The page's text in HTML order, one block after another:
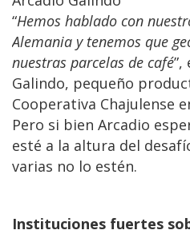
“Hemos hablado con
Alemania y tenemos que
nuestras parcelas de café”,
Galindo, pequeño
Cooperativa Chajulense
Pero si bien Arcadio
esté a la altura del
varias no lo estén.
Instituciones fuertes